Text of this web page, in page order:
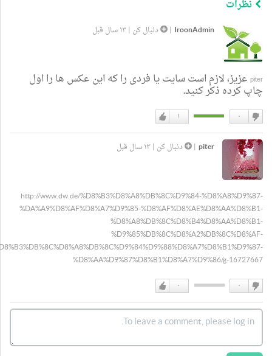
نظرات
IroonAdmin
| دنبال کن| ۱۳ سال قبل
piterعزیز، لازم است سایت یا فردی را که این عکس ها را اول
چاپ کرده ذکر کنید.
دوست
دارم
دوست
نداشتن
piter
| دنبال کن| ۱۳ سال قبل
http://www.dw.de/%D8%B3%D8%A8%DB%8C%D9%84-%D8%A8%D9%87-
%DA%A9%D8%AF%D8%A7%D9%85-%D8%AF%D8%AE%D8%AA%D8%B1-
%D8%A8%DB%8C%D8%B4%D8%AA%D8%B1-
%D9%85%DB%8C%D8%A2%DB%8C%D8%AF-
%D8%B3%DB%8C%D8%A8%DB%8C%D9%84%D9%88%D8%A7%D8%B1%D9%87-
%D8%AA%D9%87%D8%B1%D8%A7%D9%86/g-16727667
دوست
دارم
دوست
نداشتن